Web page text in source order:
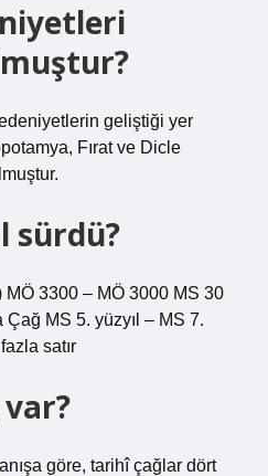
geliştiği yer
Fırat ve Dicle
sürdü?
3300 – MÖ 3000 MS 30
Çağ MS 5. yüzyıl – MS 7.
satır
göre, tarihî çağlar dört